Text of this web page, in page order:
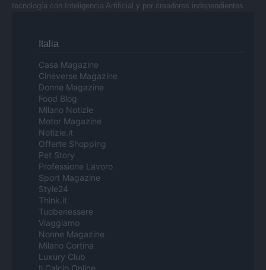
tecnología con Inteligencia Artificial y por creadores independientes
Italia
Casa Magazine
Cineverse Magazine
Donne Magazine
Food Blog
Milano Notizie
Motor Magazine
Notizie.it
Offerte Shopping
Pet Story
Professione Lavoro
Sport Magazine
Style24
Think.it
Tuobenessere
Viaggiamo
Nonne Magazine
Milano Cortina
Luxury Club
Il Calcio Online